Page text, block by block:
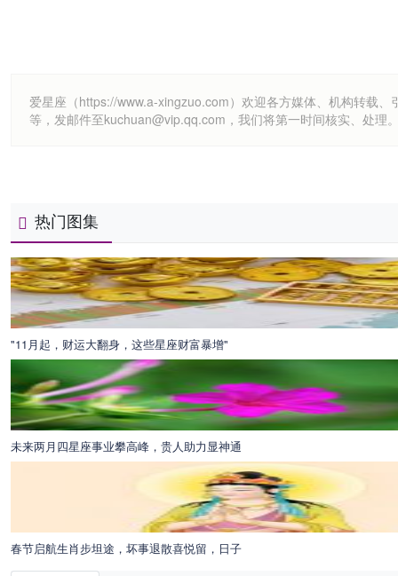
爱星座（https://www.a-xingzuo.com）欢迎各方媒体、机构转载
等，发邮件至kuchuan@vip.qq.com，我们将第一时间核实、处理
热门图集
"11月起，财运大翻身，这些星座财富暴增"
未来两月四星座事业攀高峰，贵人助力显神通
春节启航生肖步坦途，坏事退散喜悦留，日子